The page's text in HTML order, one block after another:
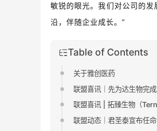
敏锐的眼光。我们对公司的
沿，伴随企业成长。”
Table of Contents
关于雅创医药
联盟喜讯｜先为达生物完
联盟喜讯 | 拓臻生物（
联盟动态｜君圣泰宣布任